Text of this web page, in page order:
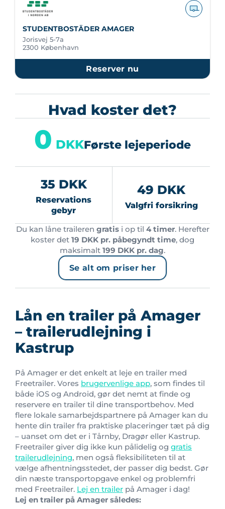
STUDENTBOSTÄDER AMAGER
Jorisvej 5-7a
2300 København
Reserver nu
Hvad koster det?
35 DKK
Reservations
gebyr
0 DKKFørste lejeperiode
49 DKK
Valgfri forsikring
Du kan låne traileren gratisi op til 4 timer. Herefter
koster det 19 DKK pr. påbegyndt time, dog
maksimalt 199 DKK pr. dag.
Se alt om priser her
Lån en trailer på Amager
– trailerudlejning i
Kastrup
På Amager er det enkelt at leje en trailer med
Freetrailer. Vores brugervenlige app, som findes til
både iOS og Android, gør det nemt at finde og
reservere en trailer til dine transportbehov. Med
flere lokale samarbejdspartnere på Amager kan du
hente din trailer fra praktiske placeringer tæt på dig
– uanset om det er i Tårnby, Dragør eller Kastrup.
Freetrailer giver dig ikke kun pålidelig og gratis
trailerudlejning, men også fleksibiliteten til at
vælge afhentningsstedet, der passer dig bedst. Gør
din næste transportopgave enkel og problemfri
med Freetrailer. Lej en trailer på Amager i dag!
Lej en trailer på Amager således: